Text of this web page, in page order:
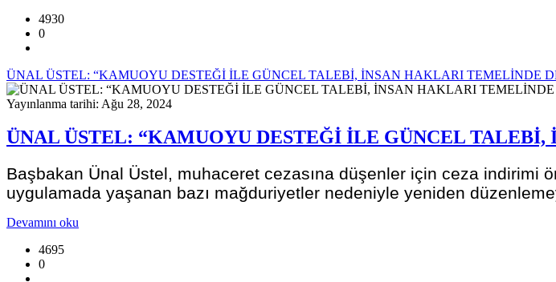
4930
0
ÜNAL ÜSTEL: “KAMUOYU DESTEĞİ İLE GÜNCEL TALEBİ, İNSAN HAKLARI TEMELİNDE
Yayınlanma tarihi: Ağu 28, 2024
ÜNAL ÜSTEL: “KAMUOYU DESTEĞİ İLE GÜNCEL
Başbakan Ünal Üstel, muhaceret cezasına düşenler için ceza indirimi
uygulamada yaşanan bazı mağduriyetler nedeniyle yeniden
Devamını oku
4695
0